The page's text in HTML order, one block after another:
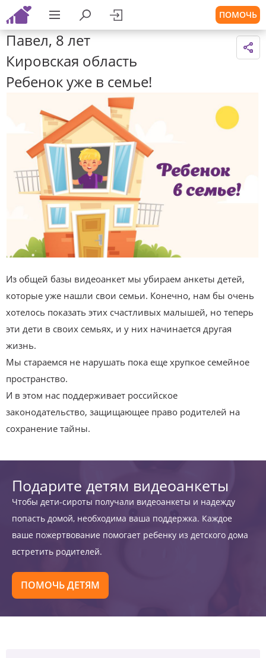
ПОМОЧЬ
Павел, 8 лет
Кировская область
Ребенок уже в семье!
Из общей базы видеоанкет мы убираем анкеты детей,
которые уже нашли свои семьи. Конечно, нам бы очень
хотелось показать этих счастливых малышей, но теперь
эти дети в своих семьях, и у них начинается другая
жизнь.
Мы стараемся не нарушать пока еще хрупкое семейное
пространство.
И в этом нас поддерживает российское
законодательство, защищающее право родителей на
сохранение тайны.
Подарите детям видеоанкеты
Чтобы дети-сироты получали видеоанкеты и надежду
попасть домой, необходима ваша поддержка. Каждое
ваше пожертвование помогает ребенку из детского дома
встретить родителей.
ПОМОЧЬ ДЕТЯМ